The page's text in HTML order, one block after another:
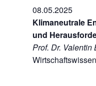
08.05.2025
Klimaneutrale
und
Prof. Dr. Valentin